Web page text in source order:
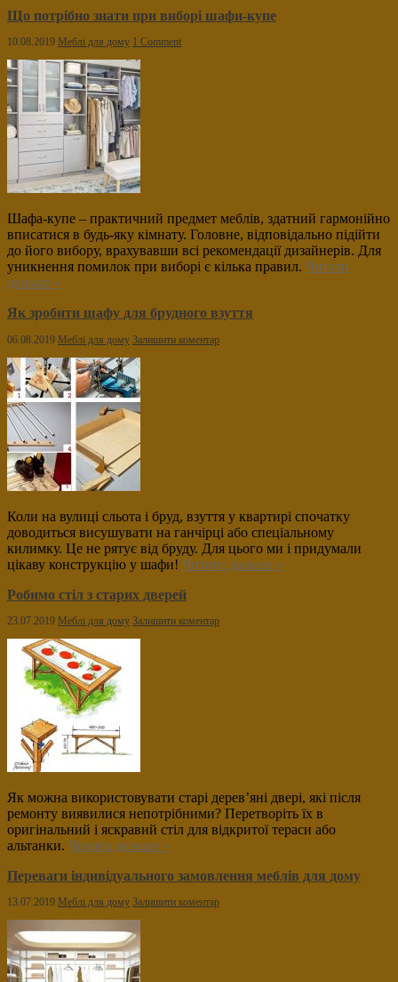
Що потрібно знати при виборі шафи-купе
10.08.2019 Меблі для дому 1 Comment
Шафа-купе – практичний предмет меблів, здатний гармонійно
вписатися в будь-яку кімнату. Головне, відповідально підійти
до його вибору, врахувавши всі рекомендації дизайнерів. Для
уникнення помилок при виборі є кілька правил. Читати
дальше »
Як зробити шафу для брудного взуття
06.08.2019 Меблі для дому Залишити коментар
Коли на вулиці сльота і бруд, взуття у квартирі спочатку
доводиться висушувати на ганчірці або спеціальному
килимку. Це не рятує від бруду. Для цього ми і придумали
цікаву конструкцію у шафи! Читати дальше »
Робимо стіл з старих дверей
23.07.2019 Меблі для дому Залишити коментар
Як можна використовувати старі дерев’яні двері, які після
ремонту виявилися непотрібними? Перетворіть їх в
оригінальний і яскравий стіл для відкритої тераси або
альтанки. Читати дальше »
Переваги індивідуального замовлення меблів для дому
13.07.2019 Меблі для дому Залишити коментар